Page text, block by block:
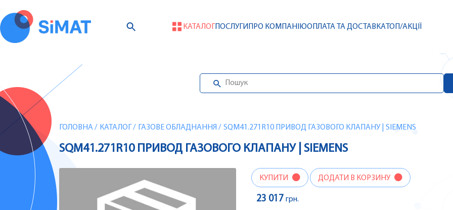
КАТАЛОГПОСЛУГИ ПРО КОМПАНІЮОПЛАТА ТА ДОСТАВКАТОП/АКЦІЇ
ГОЛОВНА/ КАТАЛОГ / ГАЗОВЕ ОБЛАДНАННЯ / SQM41.271R10 ПРИВОД ГАЗОВОГО КЛАПАНУ | SIEMENS
SQM41.271R10 ПРИВОД ГАЗОВОГО КЛАПАНУ | SIEMENS
КУПИТИ ДОДАТИ В КОРЗИНУ
23 017 грн.